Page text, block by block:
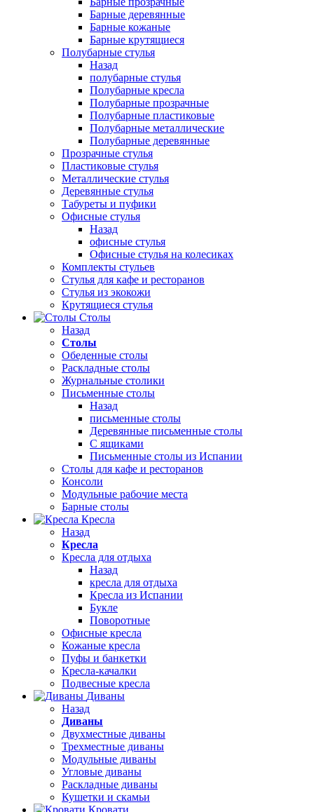
Барные деревянные
Барные кожаные
Барные крутящиеся
Полубарные стулья
Назад
полубарные стулья
Полубарные кресла
Полубарные прозрачные
Полубарные пластиковые
Полубарные металлические
Полубарные деревянные
Прозрачные стулья
Пластиковые стулья
Металлические стулья
Деревянные стулья
Табуреты и пуфики
Офисные стулья
Назад
офисные стулья
Офисные стулья на колесиках
Комплекты стульев
Стулья для кафе и ресторанов
Стулья из экокожи
Крутящиеся стулья
Столы
Назад
Столы
Обеденные столы
Раскладные столы
Журнальные столики
Письменные столы
Назад
письменные столы
Деревянные письменные столы
С ящиками
Письменные столы из Испании
Столы для кафе и ресторанов
Консоли
Модульные рабочие места
Барные столы
Кресла
Назад
Кресла
Кресла для отдыха
Назад
кресла для отдыха
Кресла из Испании
Букле
Поворотные
Офисные кресла
Кожаные кресла
Пуфы и банкетки
Кресла-качалки
Подвесные кресла
Диваны
Назад
Диваны
Двухместные диваны
Трехместные диваны
Модульные диваны
Угловые диваны
Раскладные диваны
Кушетки и скамьи